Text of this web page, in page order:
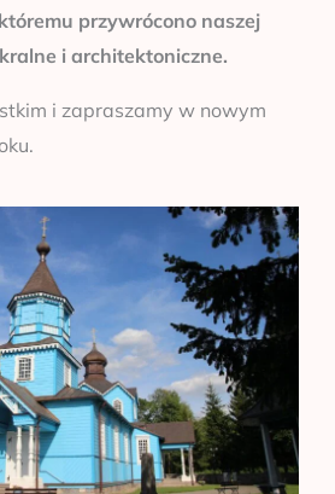
przywrócono naszej
i architektoniczne.
i zapraszamy w nowym